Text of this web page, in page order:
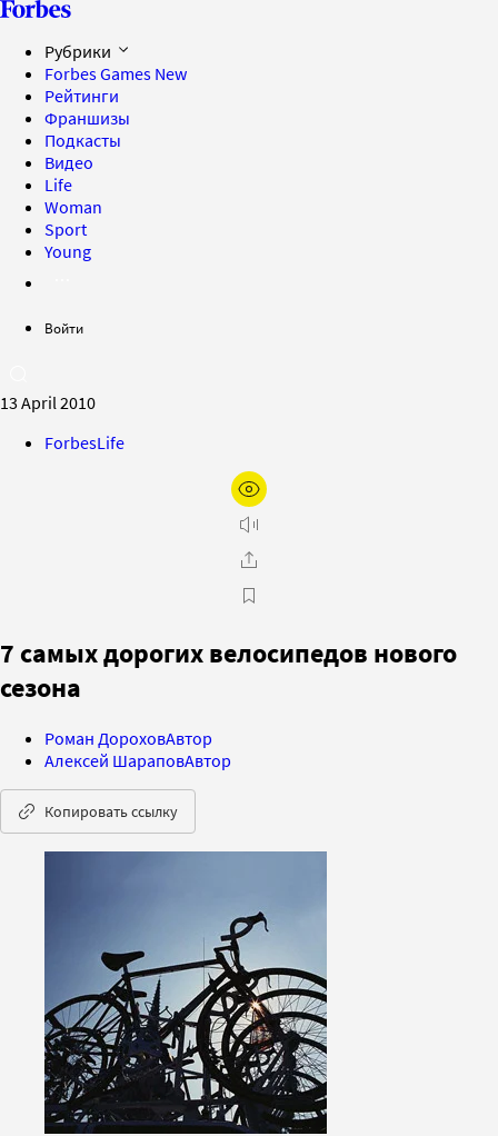
Рубрики
Forbes Games New
Рейтинги
Франшизы
Подкасты
Видео
Life
Woman
Sport
Young
Войти
13 April 2010
ForbesLife
7 самых дорогих велосипедов нового
сезона
Роман ДороховАвтор
Алексей ШараповАвтор
Копировать ссылку